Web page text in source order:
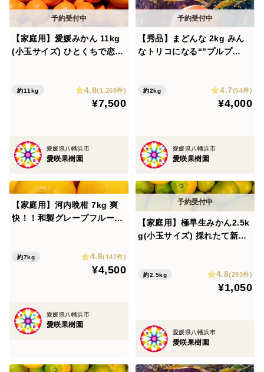
【家庭用】愛媛みかん 11kg
(小玉サイズ) ひとくちで恋す
約11kg 4.8(1,268件)
¥7,500
愛媛県八幡浜市
愛咲果樹園
【秀品】まどんな 2kg みん
なトリコになる“”プルプ
約2kg 4.7(54件)
¥4,000
愛媛県八幡浜市
愛咲果樹園
【家庭用】河内晩柑 7kg 爽
快！！和製グレープフルーツ
約7kg 4.8(147件)
¥4,500
愛媛県八幡浜市
愛咲果樹園
【家庭用】極早生みかん2.5k
g(小玉サイズ) 採れたて新
約2.5kg 4.8(293件)
¥1,050
愛媛県八幡浜市
愛咲果樹園